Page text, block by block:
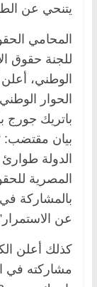
يتنحي عن
المحامي
للجنة حقوق
الوطني،
الحوار
بيان مقتضب:
الدولة
المصرية
بالمشاركة
عن
كذلك أعلن
مشاركته في